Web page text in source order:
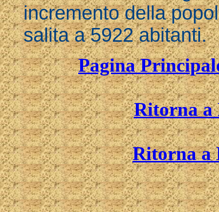
incremento della
salita a 5922 abitanti.
Pagina
Ritorna a
Ritorna a